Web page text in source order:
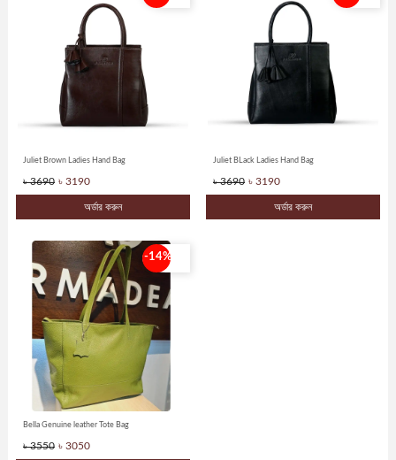
Juliet Brown Ladies Hand Bag
৳ 3690 ৳ 3190
অর্ডার করুন
Juliet BLack Ladies Hand Bag
৳ 3690 ৳ 3190
অর্ডার করুন
-14%
Bella Genuine leather Tote Bag
৳ 3550 ৳ 3050